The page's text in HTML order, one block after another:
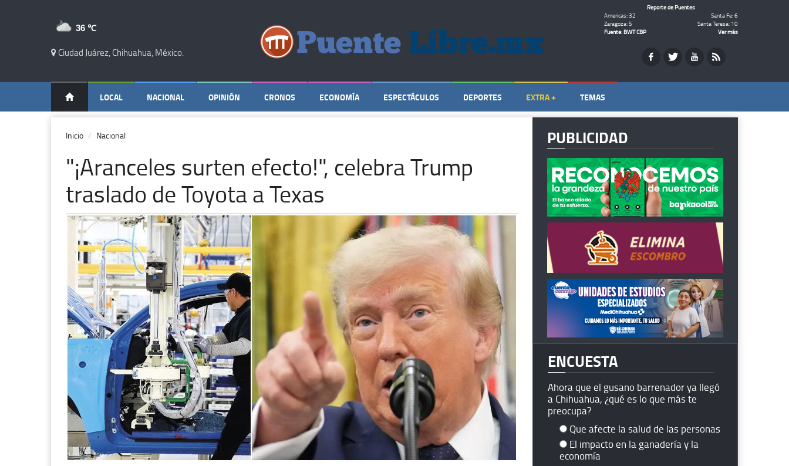
36 ℃
Ciudad Juárez, Chihuahua, México.
Reporte de Puentes
Americas: 32
Santa Fe: 6
Zaragoza: 5
Santa Teresa: 10
Fuente: BWT CBP
Ver más
LOCAL NACIONAL OPINIÓN CRONOS ECONOMÍA ESPECTÁCULOS DEPORTES EXTRA + TEMAS
Inicio Nacional
"¡Aranceles surten efecto!", celebra Trump
traslado de Toyota a Texas
PUBLICIDAD
ENCUESTA
Ahora que el gusano barrenador ya llegó
a Chihuahua, ¿qué es lo que más te
preocupa?
Que afecte la salud de las personas
El impacto en la ganadería y la
economía